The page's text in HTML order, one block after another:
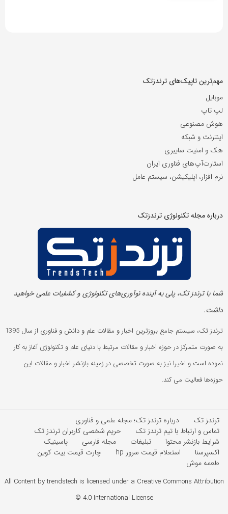
مهم‌ترین تاپیک‌های ترندزتک
موبایل
لپ تاپ
هوش مصنوعی
اینترنت و شبکه
هک و امنیت سایبری
استارت‌آپ‌های فناوری ایران
نرم افزار، اپلیکیشن، سیستم عامل
درباره مجله تکنولوژی ترندزتک
شما با ترندز تک، پلی به آینده‌ نوآوری‌های تکنولوژی و کشفیات علمی خواهید
داشت.
ترندز تک، سیستم جامع بروزترین اخبار و مقالات علم و دانش و فناوری از سال 1395
به صورت متمرکز در حوزه اخبار و مقالات مرتبط با دنیای علم و تکنولوژی آغاز به کار
نموده است و اخیرا نیز به صورت تخصصی در زمینه بازنشر اخبار و مقالات این
حوزه‌ها فعالیت می کند.
ترندز تک
درباره ترندز تک؛ مجله علمی و فناوری
تماس و ارتباط با تیم ترندز تک
حریم شخصی کاربران ترندز تک
شرایط بازنشر محتوا
تبلیغات مجله فارسی
پاسینیک
اکسپرسنا
استعلام قیمت سرور hp
چارت قیمت بیت کوین
طعمه موش
All Content by trendstech is licensed under a Creative Commons Attribution
4.0 International License ©️